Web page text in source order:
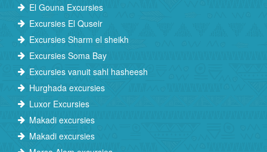
El Gouna Excursies
Excursies El Quseir
Excursies Sharm el sheikh
Excursies Soma Bay
Excursies vanuit sahl hasheesh
Hurghada excursies
Luxor Excursies
Makadi excursies
Makadi excursies